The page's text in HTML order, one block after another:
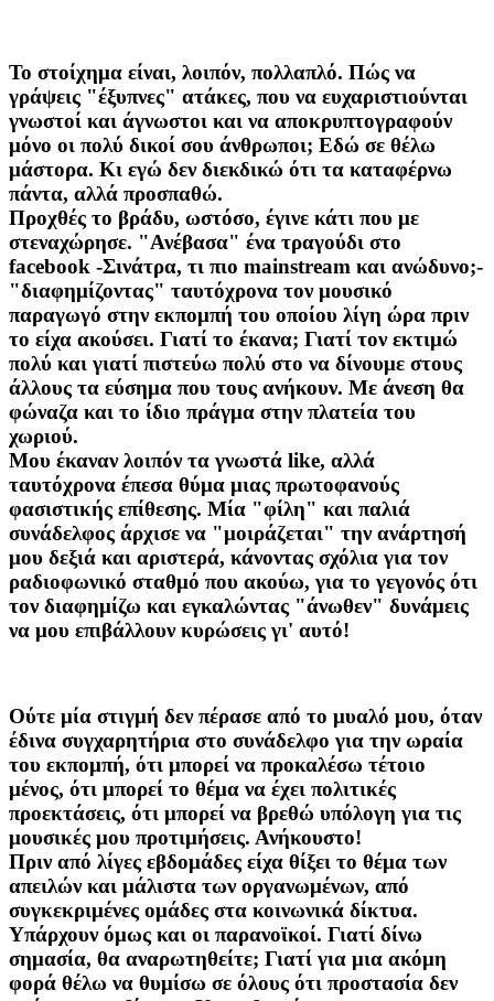
Το στοίχημα είναι, λοιπόν, πολλαπλό. Πώς να
γράψεις "έξυπνες" ατάκες, που να ευχαριστιούνται
γνωστοί και άγνωστοι και να αποκρυπτογραφούν
μόνο οι πολύ δικοί σου άνθρωποι; Εδώ σε θέλω
μάστορα. Κι εγώ δεν διεκδικώ ότι τα καταφέρνω
πάντα, αλλά προσπαθώ.
Προχθές το βράδυ, ωστόσο, έγινε κάτι που με
στεναχώρησε. "Ανέβασα" ένα τραγούδι στο
facebook -Σινάτρα, τι πιο mainstream και ανώδυνο;-
"διαφημίζοντας" ταυτόχρονα τον μουσικό
παραγωγό στην εκπομπή του οποίου λίγη ώρα πριν
το είχα ακούσει. Γιατί το έκανα; Γιατί τον εκτιμώ
πολύ και γιατί πιστεύω πολύ στο να δίνουμε στους
άλλους τα εύσημα που τους ανήκουν. Με άνεση θα
φώναζα και το ίδιο πράγμα στην πλατεία του
χωριού.
Μου έκαναν λοιπόν τα γνωστά like, αλλά
ταυτόχρονα έπεσα θύμα μιας πρωτοφανούς
φασιστικής επίθεσης. Μία "φίλη" και παλιά
συνάδελφος άρχισε να "μοιράζεται" την ανάρτησή
μου δεξιά και αριστερά, κάνοντας σχόλια για τον
ραδιοφωνικό σταθμό που ακούω, για το γεγονός ότι
τον διαφημίζω και εγκαλώντας "άνωθεν" δυνάμεις
να μου επιβάλλουν κυρώσεις γι' αυτό!
Ούτε μία στιγμή δεν πέρασε από το μυαλό μου, όταν
έδινα συγχαρητήρια στο συνάδελφο για την ωραία
του εκπομπή, ότι μπορεί να προκαλέσω τέτοιο
μένος, ότι μπορεί το θέμα να έχει πολιτικές
προεκτάσεις, ότι μπορεί να βρεθώ υπόλογη για τις
μουσικές μου προτιμήσεις. Ανήκουστο!
Πριν από λίγες εβδομάδες είχα θίξει το θέμα των
απειλών και μάλιστα των οργανωμένων, από
συγκεκριμένες ομάδες στα κοινωνικά δίκτυα.
Υπάρχουν όμως και οι παρανοϊκοί. Γιατί δίνω
σημασία, θα αναρωτηθείτε; Γιατί για μια ακόμη
φορά θέλω να θυμίσω σε όλους ότι προστασία δεν